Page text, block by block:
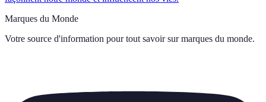
Marques du Monde
Votre source d'information pour tout savoir sur marques du monde.